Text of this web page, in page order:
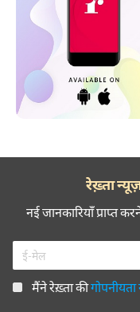
रेख़्ता
नई जानकारियाँ प्राप्त
मैंने रेख़्ता कीगोपनीयता